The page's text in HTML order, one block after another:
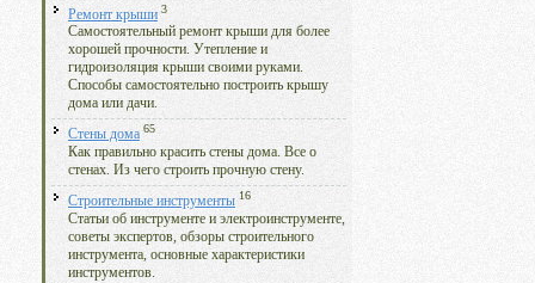
Ремонт крыши 3
Самостоятельный ремонт крыши для более
хорошей прочности. Утепление и
гидроизоляция крыши своими руками.
Способы самостоятельно построить крышу
дома или дачи.
Стены дома 65
Как правильно красить стены дома. Все о
стенах. Из чего строить прочную стену.
Строительные инструменты 16
Статьи об инструменте и электроинструменте,
советы экспертов, обзоры строительного
инструмента, основные характеристики
инструментов.